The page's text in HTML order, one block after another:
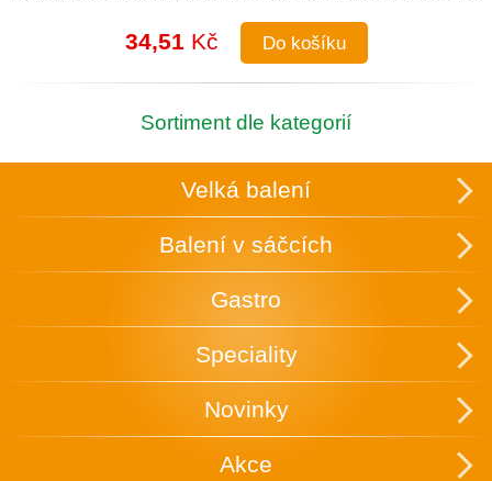
Návod na přípravu: Do uvařených těstovin přimíchejte kořenící
směs a lžíci olivového oleje. Je možné také na pánvi olivový olej
rozehřát a koření na něm zlehka opražit, aby se rozvonělo a
následně přidat směs k těstovinám.
v obchodě.
Uchovávejte v suchu a temnu.
34,51Kč Do košíku
Sortiment dle kategorií
Velká balení
Balení v sáčcích
Gastro
Speciality
Novinky
Akce